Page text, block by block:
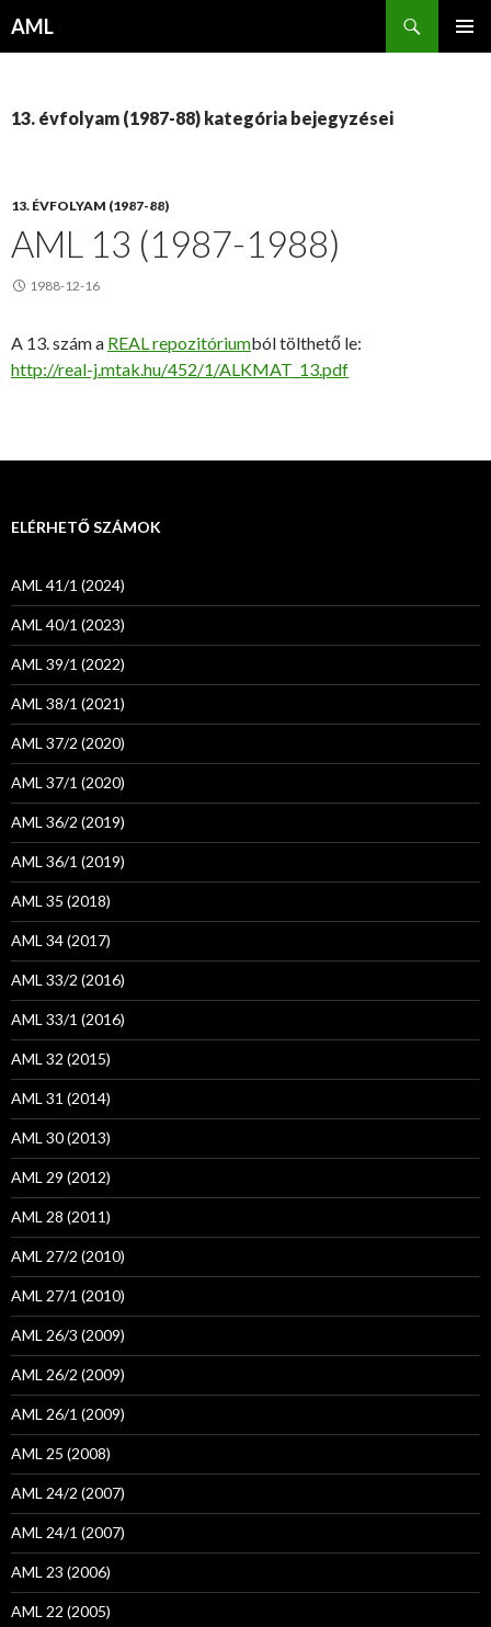
AML
13. évfolyam (1987-88) kategória bejegyzései
13. ÉVFOLYAM (1987-88)
AML 13 (1987-1988)
1988-12-16
A 13. szám a REAL repozitóriumból tölthető le:
http://real-j.mtak.hu/452/1/ALKMAT_13.pdf
ELÉRHETŐ SZÁMOK
AML 41/1 (2024)
AML 40/1 (2023)
AML 39/1 (2022)
AML 38/1 (2021)
AML 37/2 (2020)
AML 37/1 (2020)
AML 36/2 (2019)
AML 36/1 (2019)
AML 35 (2018)
AML 34 (2017)
AML 33/2 (2016)
AML 33/1 (2016)
AML 32 (2015)
AML 31 (2014)
AML 30 (2013)
AML 29 (2012)
AML 28 (2011)
AML 27/2 (2010)
AML 27/1 (2010)
AML 26/3 (2009)
AML 26/2 (2009)
AML 26/1 (2009)
AML 25 (2008)
AML 24/2 (2007)
AML 24/1 (2007)
AML 23 (2006)
AML 22 (2005)